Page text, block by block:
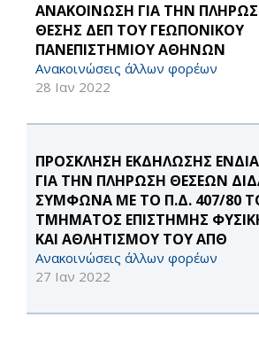
ΑΝΑΚΟΙΝΩΣΗ ΓΙΑ ΤΗΝ
ΘΕΣΗΣ ΔΕΠ ΤΟΥ ΓΕΩΠΟΝΙΚΟΥ
ΠΑΝΕΠΙΣΤΗΜΙΟΥ ΑΘΗΝΩΝ
Ανακοινώσεις άλλων φορέων
28 Ιαν 2022
ΠΡΟΣΚΛΗΣΗ ΕΚΔΗΛΩΣΗΣ
ΓΙΑ ΤΗΝ ΠΛΗΡΩΣΗ ΘΕΣΕΩΝ
ΣΥΜΦΩΝΑ ΜΕ ΤΟ Π.Δ. 407/80
ΤΜΗΜΑΤΟΣ ΕΠΙΣΤΗΜΗΣ
ΚΑΙ ΑΘΛΗΤΙΣΜΟΥ ΤΟΥ ΑΠΘ
Ανακοινώσεις άλλων φορέων
27 Ιαν 2022